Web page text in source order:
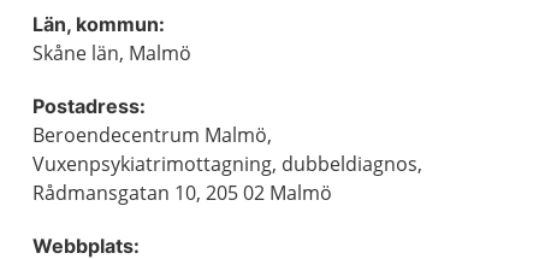
Län, kommun:
Skåne län, Malmö
Postadress:
Beroendecentrum Malmö,
Vuxenpsykiatrimottagning, dubbeldiagnos,
Rådmansgatan 10, 205 02 Malmö
Webbplats: